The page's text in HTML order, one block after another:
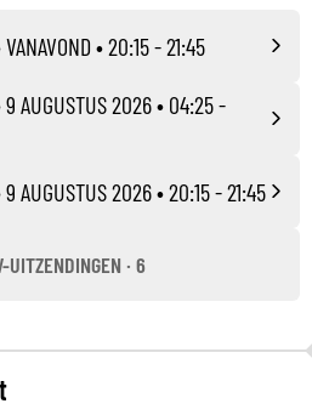
VANAVOND • 20:15 - 21:45
9 AUGUSTUS 2026• 04:25 -
9 AUGUSTUS 2026• 20:15 - 21:45
UITZENDINGEN · 6